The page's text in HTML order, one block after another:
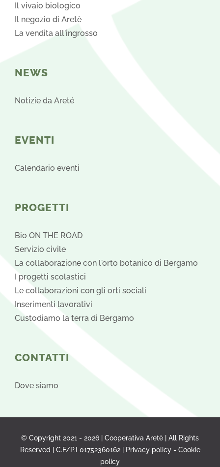
Il vivaio biologico
Il negozio di Aretè
La vendita all'ingrosso
NEWS
Notizie da Areté
EVENTI
Calendario eventi
PROGETTI
Bio ON THE ROAD
Servizio civile
La collaborazione con l'orto botanico di Bergamo
I progetti scolastici
Le collaborazioni con gli orti sociali
Inserimenti lavorativi
Custodiamo la terra di Bergamo
CONTATTI
Dove siamo
© Copyright 2021 - 2026 | Cooperativa Aretè | All Rights
Reserved | C.F/P.I 01752360162 |
Privacy policy- Cookie
policy